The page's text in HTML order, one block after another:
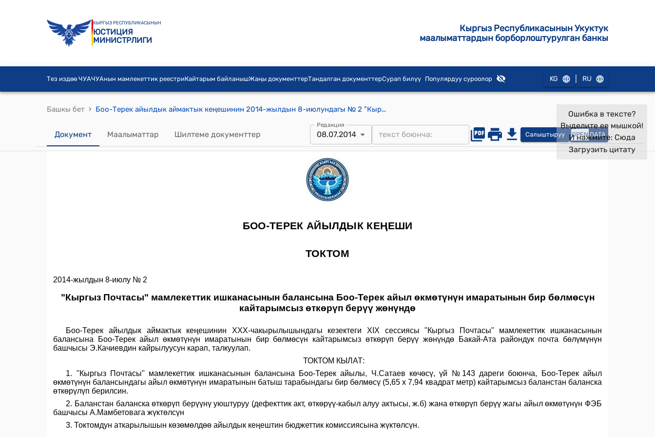
КЫРГЫЗ РЕСПУБЛИКАСЫНЫН
ЮСТИЦИЯ
МИНИСТРЛИГИ
Кыргыз Республикасынын Укуктук
маалыматтардын борборлоштурулган банкы
Тез издөө ЧУАЧУАнын мамлекеттик реестриКайтарым байланышЖаңы документтерТандалган документтерСурап билүү Популярдуу суроолор KG RU
Башкы бет › Боо-Терек айылдык аймактык кеңешинин 2014-жылдын 8-июлундагы № 2 "Кыргыз Почтасы" мамлекеттик ишканасынын балансына Боо-Терек айыл өкмөтүнүн имаратынын бир бөлмөсүн кайтарымсыз өткөрүп берүү жөнүндө" токтому
Документ Маалыматтар Шилтеме документтер
Редакция
08.07.2014 Салыштыруу OPEN DATA
Ошибка в тексте?
Выделите ее мышкой!
И нажмите: Сюда
Загрузить цитату